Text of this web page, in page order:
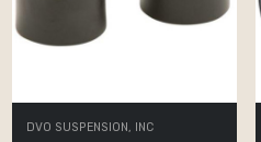
DVO SUSPENSION, INC